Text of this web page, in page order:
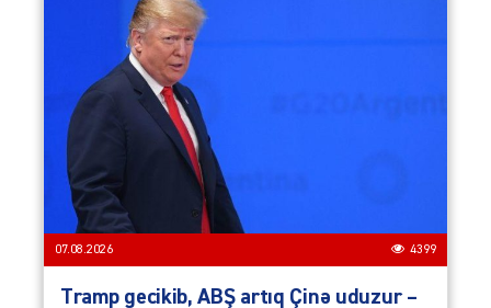
07.08.2026 4399
Tramp gecikib, ABŞ artıq Çinə uduzur –